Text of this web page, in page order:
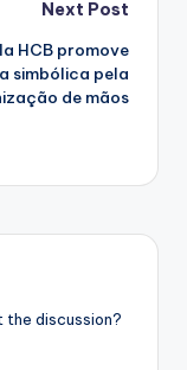
Next Post
HCB promove
simbólica pela
de mãos
the discussion?